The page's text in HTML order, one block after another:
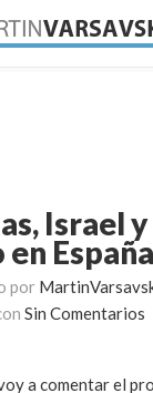
Israel
España
por
Sin Comentarios
a comentar el